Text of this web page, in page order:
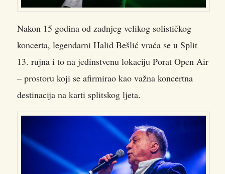
Nakon 15 godina od zadnjeg velikog solističkog
koncerta, legendarni Halid Bešlić vraća se u Split
13. rujna i to na jedinstvenu lokaciju Porat Open Air
– prostoru koji se afirmirao kao važna koncertna
destinacija na karti splitskog ljeta.